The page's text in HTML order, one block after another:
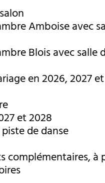
Amboise avec
Blois avec salle
en 2026, 2027
et 2028
de danse
complémentaires,